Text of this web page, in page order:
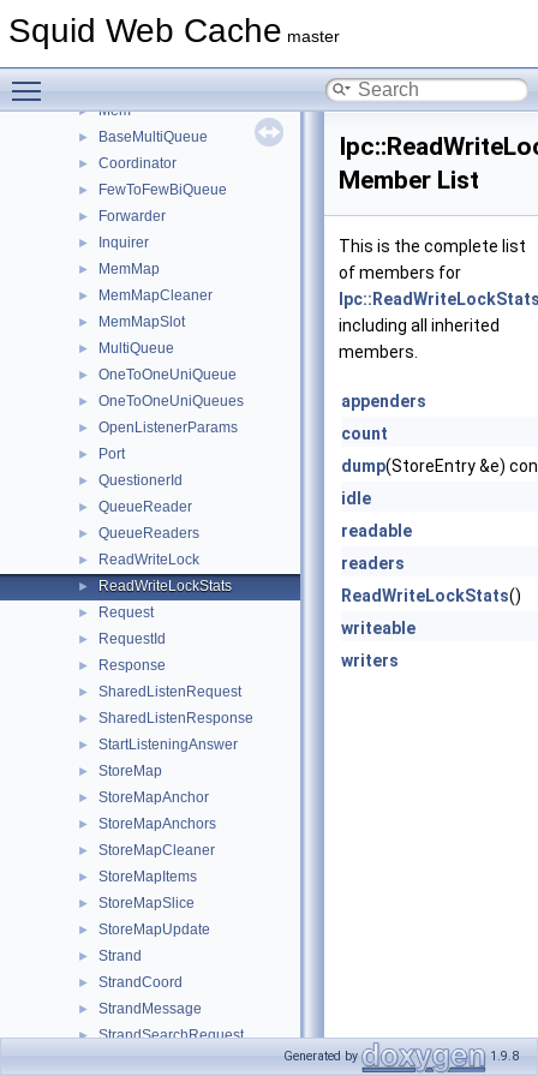
Squid Web Cache master
Instance
► Mem
► BaseMultiQueue
► Coordinator
► FewToFewBiQueue
► Forwarder
► Inquirer
► MemMap
► MemMapCleaner
► MemMapSlot
► MultiQueue
► OneToOneUniQueue
► OneToOneUniQueues
► OpenListenerParams
► Port
► QuestionerId
► QueueReader
► QueueReaders
► ReadWriteLock
► ReadWriteLockStats
► Request
► RequestId
► Response
► SharedListenRequest
► SharedListenResponse
► StartListeningAnswer
► StoreMap
► StoreMapAnchor
► StoreMapAnchors
► StoreMapCleaner
► StoreMapItems
► StoreMapSlice
► StoreMapUpdate
► Strand
► StrandCoord
► StrandMessage
► StrandSearchRequest
Member List
This is the complete list
of members for
including all inherited
members.
appenders
count
dump(StoreEntry &e)
idle
readable
readers
ReadWriteLockStats()
writeable
writers
Generated by 1.9.8